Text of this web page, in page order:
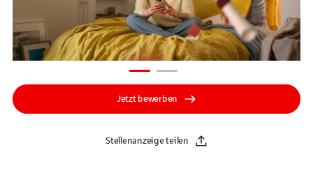
Jetzt bewerben
Stellenanzeige teilen